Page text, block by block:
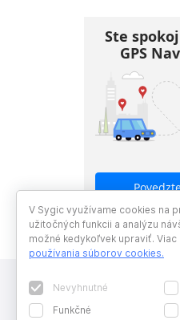
Ste
GPS
V Sygic využívame cookies na
užitočných funkcii a analýzu
možné kedykoľvek upraviť.
používania súborov cookies.
Nevyhnutné
Funkčné